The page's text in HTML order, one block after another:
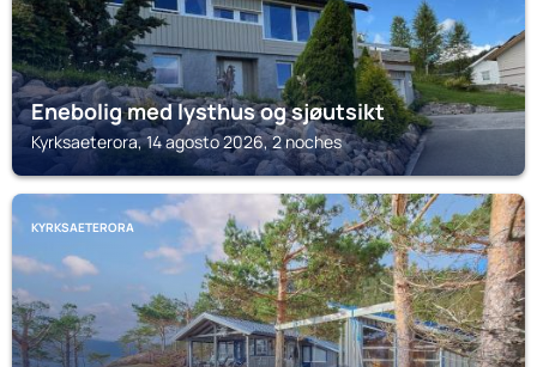
Enebolig med lysthus og sjøutsikt
Kyrksaeterora, 14 agosto 2026, 2 noches
KYRKSAETERORA